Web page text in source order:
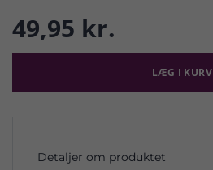
49,95 kr.
LÆG I KURV
Detaljer om produktet